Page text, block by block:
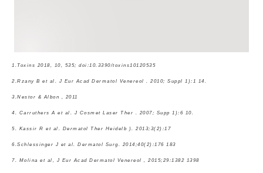
1.Toxins 2018, 10, 535; doi:10.3390/toxins10120535
2.Rzany B et al. J Eur Acad Dermatol Venereol . 2010; Suppl 1):1 14.
3.Nestor & Albon , 2011
4. Carruthers A et al. J Cosmet Laser Ther . 2007; Supp 1):6 10.
5. Kassir R et al. Dermatol Ther Heidelb ). 2013;3(2):17
6.Schlessinger J et al. Dermatol Surg. 2014;40(2):176 183
7. Molina et al, J Eur Acad Dermatol Venereol , 2015;29:1382 1398